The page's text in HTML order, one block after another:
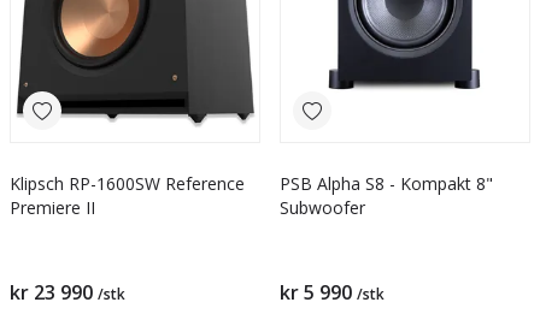
Klipsch RP-1600SW Reference
Premiere II
kr 23 990 /stk
PSB Alpha S8 - Kompakt 8"
Subwoofer
kr 5 990 /stk